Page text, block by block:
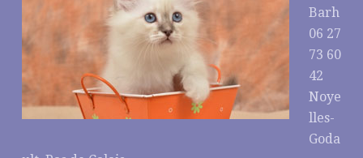
Barh
06 27
73 60
42
Noye
lles-
Goda